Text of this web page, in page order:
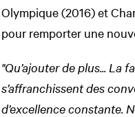
Olympique (2016) et
pour remporter une
"Qu’ajouter de plus...
s’affranchissent des
d’excellence constante.